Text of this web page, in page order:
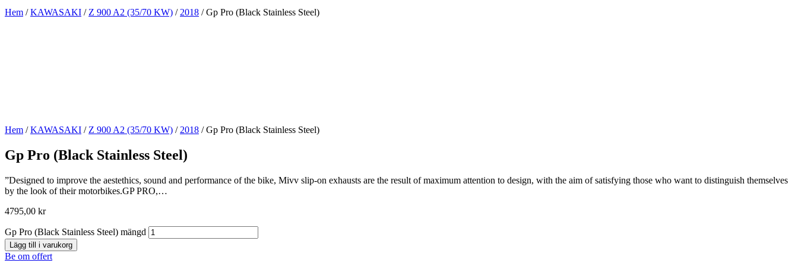
Hem /KAWASAKI / Z 900 A2 (35/70 KW) / 2018 / Gp Pro (Black Stainless Steel)
Hem /KAWASAKI / Z 900 A2 (35/70 KW) / 2018 / Gp Pro (Black Stainless Steel)
Gp Pro (Black Stainless Steel)
”Designed to improve the aestethics, sound and performance of the bike, Mivv slip-on exhausts are the result of maximum attention to design, with the aim of satisfying those who want to distinguish themselves
by the look of their motorbikes.GP PRO,…
4795,00 kr
Gp Pro (Black Stainless Steel) mängd
Lägg till i varukorg
Be om offert